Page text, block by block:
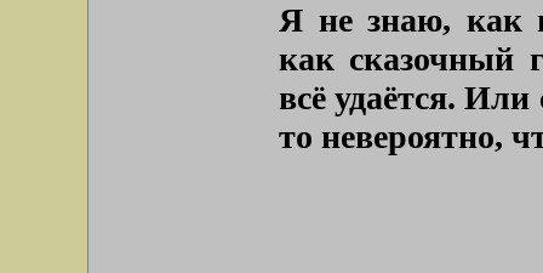
Я не знаю, как
как сказочный
всё удаётся.
то невероятно,